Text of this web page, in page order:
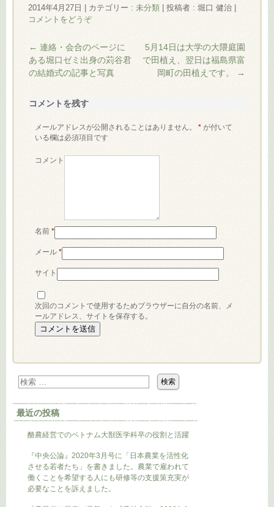
2014年4月27日 カテゴリー : 未分類 投稿者 : 堀口 健治
コメントをどうぞ
← 連絡・会合のページに
ある堀口ゼミ出身の苅谷君
の結婚式の記事と写真
5月14日は大学の大隈庭園
で田植え、翌日は福島県富
岡町の田植えです。
→
コメントを残す
メールアドレスが公開されることはありません。 * が付いて
いる欄は必須項目です
コメント
名前*
メール*
サイト
次回のコメントで使用するためブラウザーに自分の名前、メ
ールアドレス、サイトを保存する。
最近の投稿
酪農経営でのベトナム大獣医学科卒の役割と活躍
『中央公論』2020年3月号に「日本農業を活性化
させる若者たち」を書きました。農業で雇われて
働くことを希望する人にも研修等の支援策充実が
必要なことを訴えました。